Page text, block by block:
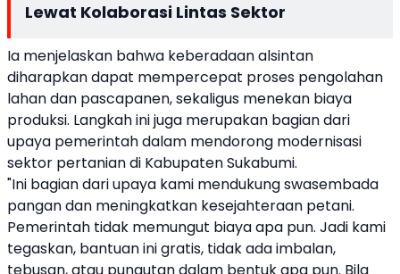
Lewat Kolaborasi Lintas Sektor
Ia menjelaskan bahwa keberadaan alsintan
diharapkan dapat mempercepat proses pengolahan
lahan dan pascapanen, sekaligus menekan biaya
produksi. Langkah ini juga merupakan bagian dari
upaya pemerintah dalam mendorong modernisasi
sektor pertanian di Kabupaten Sukabumi.
"Ini bagian dari upaya kami mendukung swasembada
pangan dan meningkatkan kesejahteraan petani.
Pemerintah tidak memungut biaya apa pun. Jadi kami
tegaskan, bantuan ini gratis, tidak ada imbalan,